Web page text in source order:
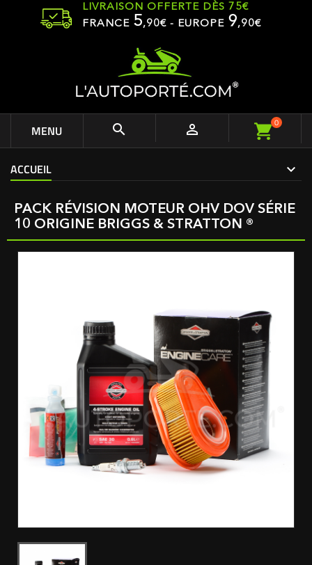
LIVRAISON OFFERTE DÈS 75€
FRANCE 5,90€ - EUROPE 9,90€
MENU   0
ACCUEIL
PACK RÉVISION MOTEUR OHV DOV SÉRIE
10 ORIGINE BRIGGS & STRATTON ®